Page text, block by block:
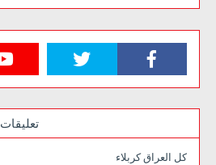
تعليقات
كل العراق كربلاء